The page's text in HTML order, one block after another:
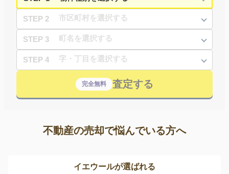
STEP 2
STEP 3
STEP 4
完全無料 査定する
不動産の売却で悩んでいる方へ
イエウールが選ばれる